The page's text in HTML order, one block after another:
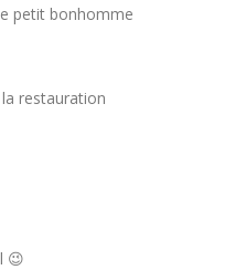
petit bonhomme
restauration
😉